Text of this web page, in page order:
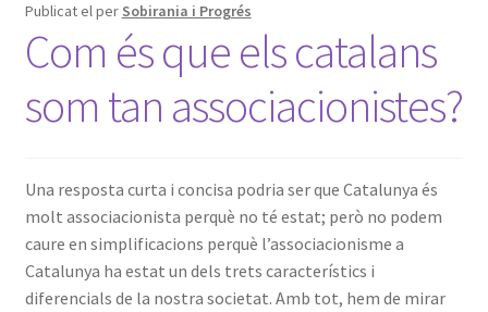
Publicat elper Sobirania i Progrés
Com és que els catalans
som tan associacionistes?
Una resposta curta i concisa podria ser que Catalunya és
molt associacionista perquè no té estat; però no podem
caure en simplificacions perquè l’associacionisme a
Catalunya ha estat un dels trets característics i
diferencials de la nostra societat. Amb tot, hem de mirar